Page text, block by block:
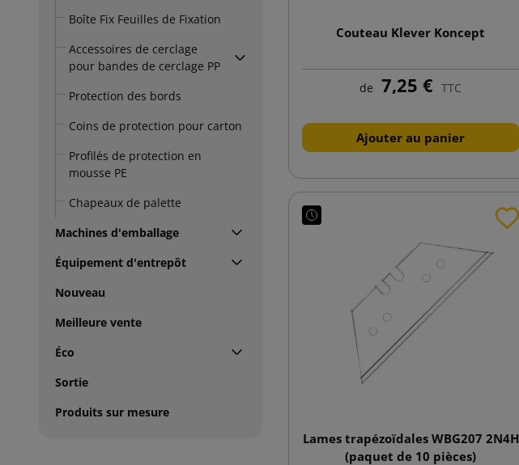
Boîte Fix Feuilles de Fixation
Accessoires de cerclage
pour bandes de cerclage PP
Protection des bords
Coins de protection pour carton
Profilés de protection en
mousse PE
Chapeaux de palette
Machines d'emballage
Équipement d'entrepôt
Nouveau
Meilleure vente
Éco
Sortie
Produits sur mesure
Couteau Klever Koncept
de 7,25 € TTC
Ajouter au panier
Lames trapézoïdales WBG207 2N4H
(paquet de 10 pièces)